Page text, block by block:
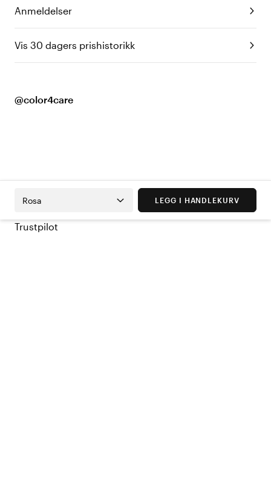
Anmeldelser
Vis 30 dagers prishistorikk
@color4care
Rosa LEGG I HANDLEKURV
Trustpilot